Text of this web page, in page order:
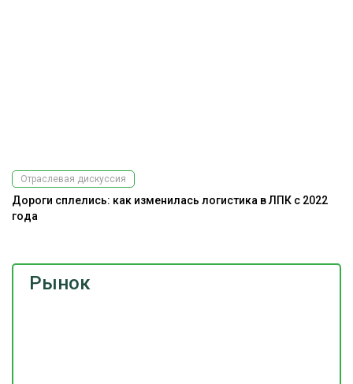
Рынок
Отраслевая дискуссия
Дороги сплелись: как изменилась логистика в ЛПК с 2022
года